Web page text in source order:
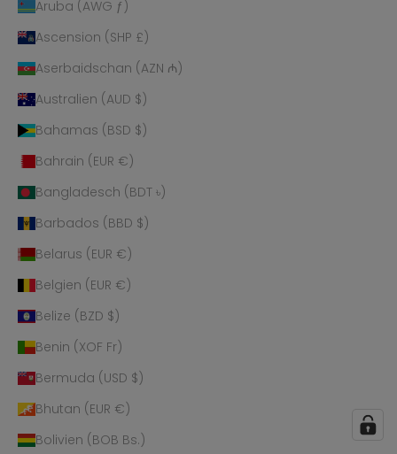
Aruba (AWG ƒ)
Ascension (SHP £)
Aserbaidschan (AZN ₼)
Australien (AUD $)
Bahamas (BSD $)
Bahrain (EUR €)
Bangladesch (BDT ৳)
Barbados (BBD $)
Belarus (EUR €)
Belgien (EUR €)
Belize (BZD $)
Benin (XOF Fr)
Bermuda (USD $)
Bhutan (EUR €)
Bolivien (BOB Bs.)